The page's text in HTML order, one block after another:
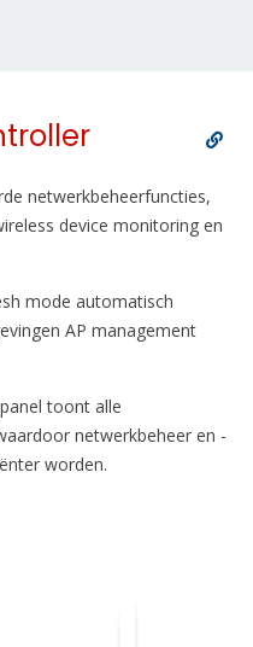
netwerkbeheerfuncties,
device monitoring en
mode automatisch
AP management
toont alle
netwerkbeheer en -
worden.